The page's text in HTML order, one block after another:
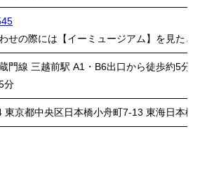
せの際には【イーミュージアム】を見たと
門線 三越前駅 A1・B6出口から徒歩約5分
分
東京都中央区日本橋小舟町7-13 東海日本橋